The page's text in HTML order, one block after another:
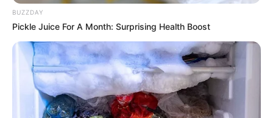
Εύβοια: Θλίψη για γνωστό επαγγελματία που
Εύβοια: Θλίψη για γνωστό επαγγελματία που
έφυγε από την ζωή
Θλίψη στην Εύβοια: Έφυγε από τη ζωή
BUZZDAY
Pickle Juice For A Month: Surprising Health Boost